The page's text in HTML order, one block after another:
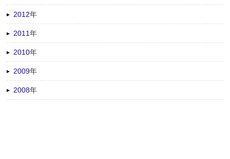
2012年
2011年
2010年
2009年
2008年